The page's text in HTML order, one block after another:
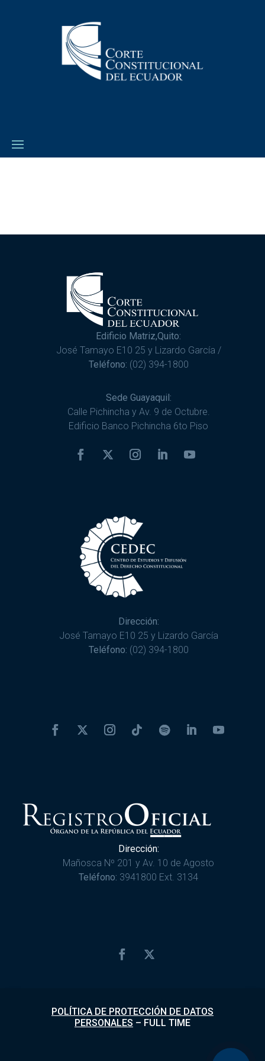
Edificio Matriz,Quito:
José Tamayo E10 25 y Lizardo García /
Teléfono: (02) 394-1800
Sede Guayaquil:
Calle Pichincha y Av. 9 de Octubre.
Edificio Banco Pichincha 6to Piso
Dirección:
José Tamayo E10 25 y Lizardo García
Teléfono: (02) 394-1800
Dirección:
Mañosca Nº 201 y Av. 10 de Agosto
Teléfono: 3941800 Ext. 3134
POLÍTICA DE PROTECCIÓN DE DATOS
PERSONALES – FULL TIME